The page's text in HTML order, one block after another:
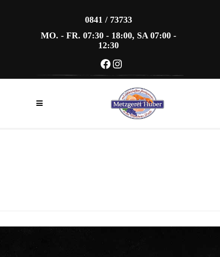
0841 / 73733
MO. - FR. 07:30 - 18:00, SA 07:00 -
12:30
Facebook
Instagram